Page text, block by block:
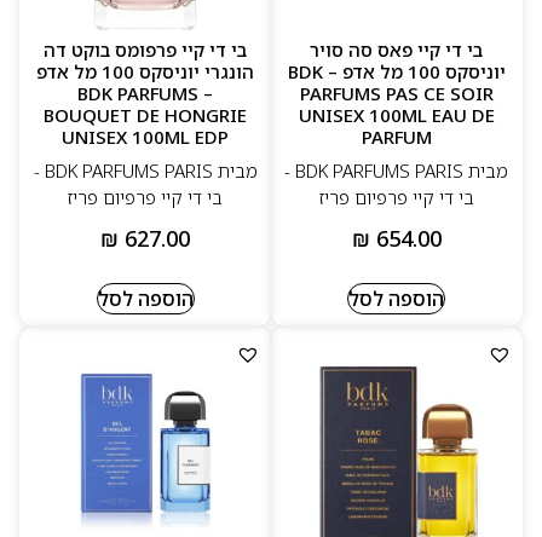
בי די קיי פאס סה סויר
יוניסקס 100 מל אדפ – BDK
PARFUMS PAS CE SOIR
UNISEX 100ML EAU DE
PARFUM
מבית BDK PARFUMS PARIS -
בי די קיי פרפיום פריז
₪ 654.00
הוספה לסל
בי די קיי פרפומס בוקט דה
הונגרי יוניסקס 100 מל אדפ
– BDK PARFUMS
BOUQUET DE HONGRIE
UNISEX 100ML EDP
מבית BDK PARFUMS PARIS -
בי די קיי פרפיום פריז
₪ 627.00
הוספה לסל